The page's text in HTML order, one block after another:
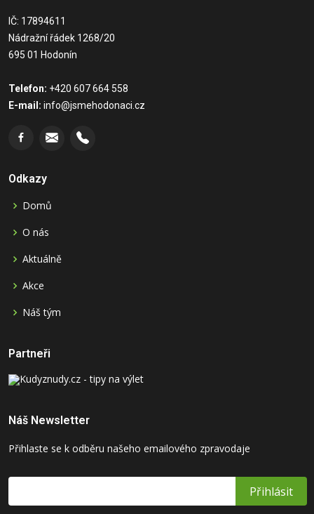
IČ: 17894611
Nádražní řádek 1268/20
695 01 Hodonín
Telefon: +420 607 664 558
E-mail: info@jsmehodonaci.cz
Odkazy
Domů
O nás
Aktuálně
Akce
Náš tým
Partneři
Náš Newsletter
Přihlaste se k odběru našeho emailového zpravodaje